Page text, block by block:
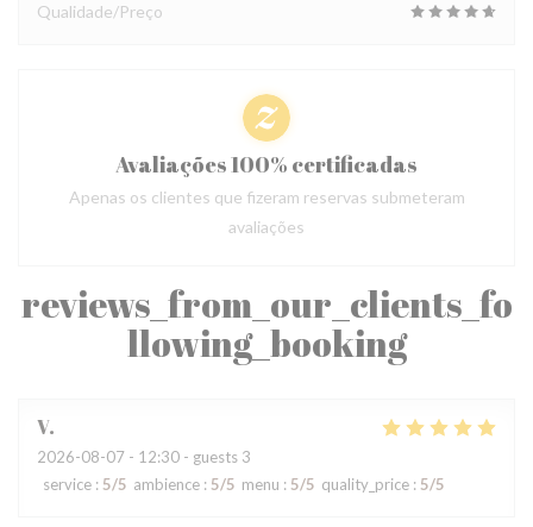
reviews_from_our_clients_fo
llowing_booking
V
2026-08-07 - 12:30 - guests 3
service : 5/5 ambience : 5/5 menu : 5/5 quality_price : 5/5
Qualidade/Preço
Avaliações 100% certificadas
Apenas os clientes que fizeram reservas submeteram
avaliações